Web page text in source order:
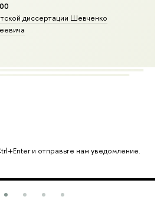
диссертации Шевченко
и отправьте нам уведомление.